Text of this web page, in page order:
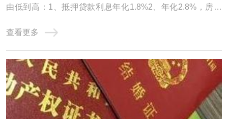
由低到高：1、抵押贷款利息年化1.8%2、年化2.8%，房本
2.95%，100万月还款24584、不上个人征信，不看负债，年
化3%，最长10年，持股3个月可以通过抵押转贷。前提是利
息合适。你的条件符合银行要求。银行抵押贷款房 ...
查看更多